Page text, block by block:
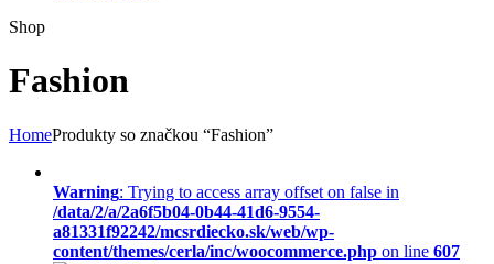
Shop
Fashion
HomeProdukty so značkou “Fashion”
Warning: Trying to access array offset on false in
/data/2/a/2a6f5b04-0b44-41d6-9554-
a81331f92242/mcsrdiecko.sk/web/wp-
content/themes/cerla/inc/woocommerce.php on line 607